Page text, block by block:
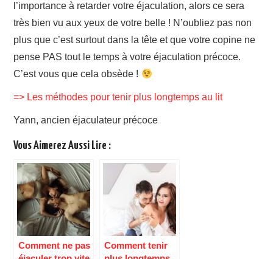
l’importance à retarder votre éjaculation, alors ce sera
très bien vu aux yeux de votre belle ! N’oubliez pas non
plus que c’est surtout dans la tête et que votre copine ne
pense PAS tout le temps à votre éjaculation précoce.
C’est vous que cela obsède !
=> Les méthodes pour tenir plus longtemps au lit
Yann, ancien éjaculateur précoce
Vous Aimerez Aussi Lire :
Comment ne pas
Comment tenir